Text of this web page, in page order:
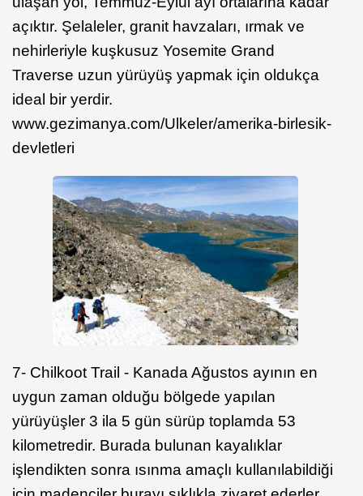
açıktır. Şelaleler, granit havzaları, ırmak ve
nehirleriyle kuşkusuz Yosemite Grand
Traverse uzun yürüyüş yapmak için oldukça
ideal bir yerdir.
www.gezimanya.com/Ulkeler/amerika-birlesik-
devletleri
7- Chilkoot Trail - Kanada Ağustos ayının en
uygun zaman olduğu bölgede yapılan
yürüyüşler 3 ila 5 gün sürüp toplamda 53
kilometredir. Burada bulunan kayalıklar
işlendikten sonra ısınma amaçlı kullanılabildiği